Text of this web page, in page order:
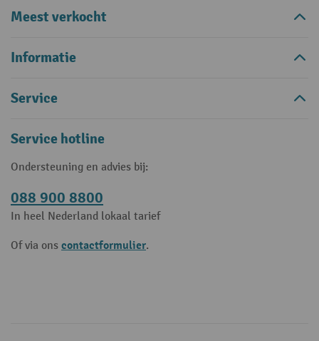
Meest verkocht
Informatie
Service
Service hotline
Ondersteuning en advies bij:
088 900 8800
In heel Nederland lokaal tarief
Of via ons contactformulier.